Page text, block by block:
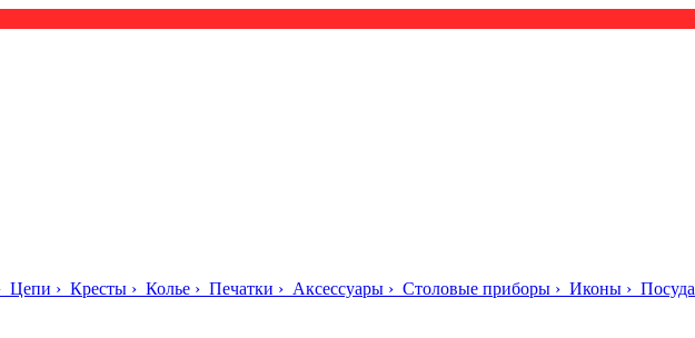
Цепи › Кресты › Колье › Печатки › Аксессуары › Столовые приборы › Иконы › Посуда